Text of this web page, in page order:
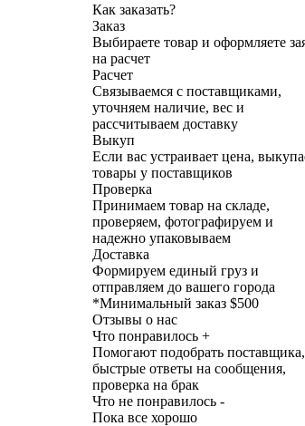
Как заказать?
Заказ
Выбираете товар и оформляете
на расчет
Расчет
Связываемся с поставщиками,
уточняем наличие, вес и
рассчитываем доставку
Выкуп
Если вас устраивает цена,
товары у поставщиков
Проверка
Принимаем товар на складе,
проверяем, фотографируем и
надежно упаковываем
Доставка
Формируем единый груз и
отправляем до вашего города
*Минимальный заказ $500
Отзывы о нас
Что понравилось +
Помогают подобрать поставщика,
быстрые ответы на сообщения,
проверка на брак
Что не понравилось -
Пока все хорошо